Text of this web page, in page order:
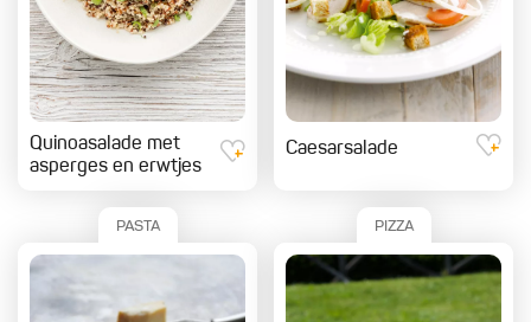
Quinoasalade met
asperges en erwtjes
Caesarsalade
PASTA PIZZA